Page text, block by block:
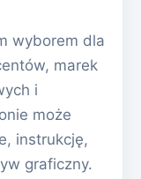
wyborem dla
marek
i
może
instrukcję,
graficzny.